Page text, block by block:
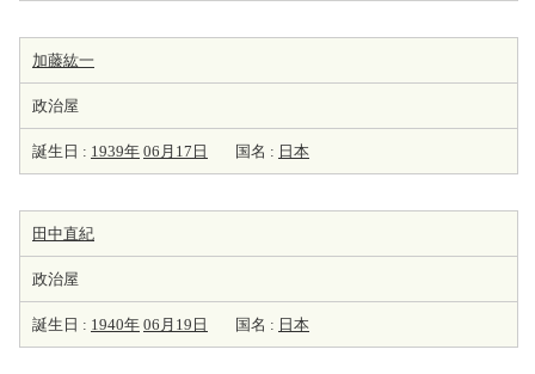
加藤紘一
政治屋
誕生日 : 1939年 06月17日 国名 : 日本
田中直紀
政治屋
誕生日 : 1940年 06月19日 国名 : 日本